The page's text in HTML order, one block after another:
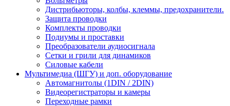
Дистрибьюторы, колбы, клеммы, предохранители.
Защита проводки
Комплекты проводки
Подиумы и проставки
Преобразователи аудиосигнала
Сетки и грили для динамиков
Силовые кабели
Мультимедиа (ШГУ) и доп. оборудование
Автомагнитолы (1DIN / 2DIN)
Видеорегистраторы и камеры
Переходные рамки